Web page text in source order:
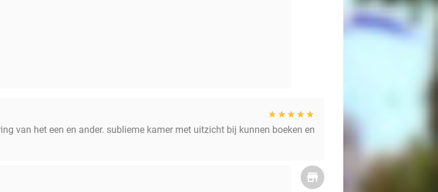
van het een en ander. sublieme kamer met uitzicht bij kunnen boeken en